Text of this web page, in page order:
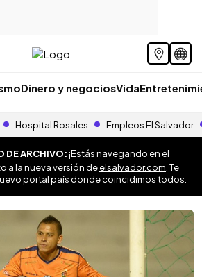
Dinero y negociosVida
Hospital Rosales Empleos El Salvador
DE ARCHIVO:¡Estás navegando en el
a la nueva versión deelsalvador.com . Te
portal país donde coincidimos todos.